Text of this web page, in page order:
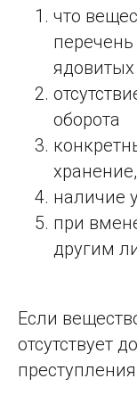
что
оборота
наличие
при
другим
Если
отсутствует